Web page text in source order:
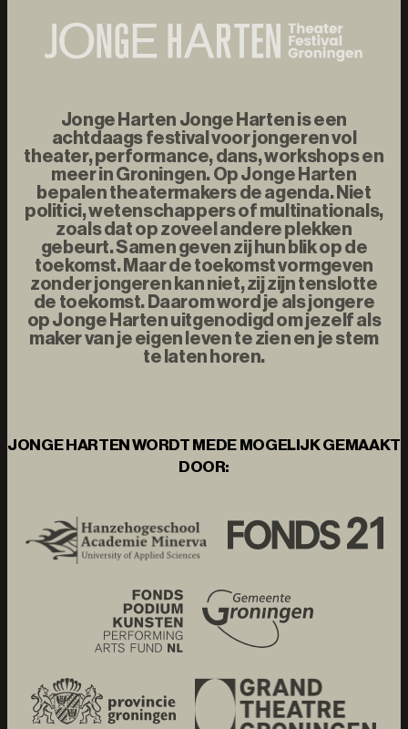
Jonge Harten Jonge Harten is een
achtdaags festival voor jongeren vol
theater, performance, dans, workshops en
meer in Groningen. Op Jonge Harten
bepalen theatermakers de agenda. Niet
politici, wetenschappers of multinationals,
zoals dat op zoveel andere plekken
gebeurt. Samen geven zij hun blik op de
toekomst. Maar de toekomst vormgeven
zonder jongeren kan niet, zij zijn tenslotte
de toekomst. Daarom word je als jongere
op Jonge Harten uitgenodigd om jezelf als
maker van je eigen leven te zien en je stem
te laten horen.
JONGE HARTEN WORDT MEDE MOGELIJK GEMAAKT
DOOR: